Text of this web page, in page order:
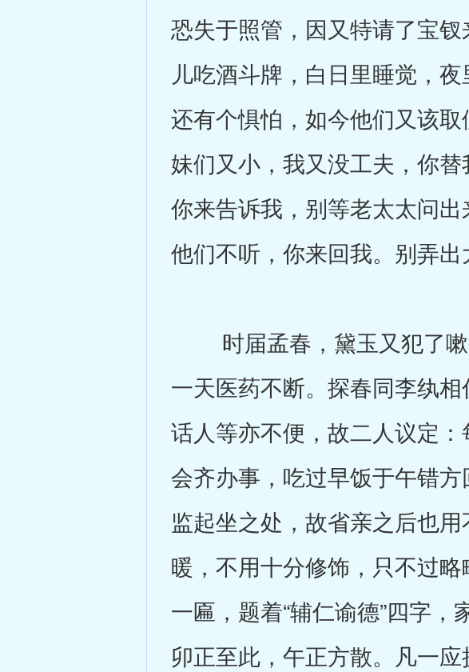
恐失于照管，因又特请了宝
儿吃酒斗牌，白日里睡觉，
还有个惧怕，如今他们又该
妹们又小，我又没工夫，你
你来告诉我，别等老太太问出
他们不听，你来回我。别弄出
时届孟春，黛玉又犯了嗽
一天医药不断。探春同李纨
话人等亦不便，故二人议定
会齐办事，吃过早饭于午错
监起坐之处，故省亲之后也
暖，不用十分修饰，只不过
一匾，题着“辅仁谕德”四字，
卯正至此，午正方散。凡一应